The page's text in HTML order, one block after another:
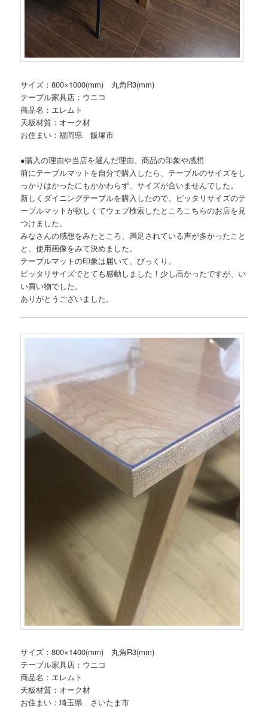
サイズ：800×1000(mm) 丸角R3(mm)
テーブル家具店：ウニコ
商品名：エレムト
天板材質：オーク材
お住まい：福岡県 飯塚市
●購入の理由や当店を選んだ理由、商品の印象や感想
前にテーブルマットを自分で購入したら、テーブルのサイズをし
っかりはかったにもかかわらず、サイズが合いませんでした。
新しくダイニングテーブルを購入したので、ピッタリサイズのテ
ーブルマットが欲しくてウェブ検索したところこちらのお店を見
つけました。
みなさんの感想をみたところ、満足されている声が多かったこと
と、使用画像をみて決めました。
テーブルマットの印象は届いて、びっくり。
ピッタリサイズでとても感動しました！少し高かったですが、い
い買い物でした。
ありがとうございました。
サイズ：800×1400(mm) 丸角R3(mm)
テーブル家具店：ウニコ
商品名：エレムト
天板材質：オーク材
お住まい：埼玉県 さいたま市